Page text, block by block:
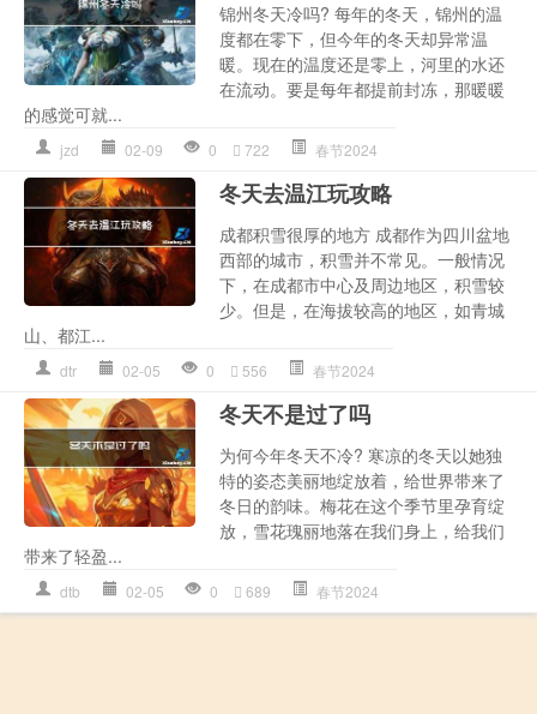
锦州冬天冷吗? 每年的冬天，锦州的温
度都在零下，但今年的冬天却异常温
暖。现在的温度还是零上，河里的水还
在流动。要是每年都提前封冻，那暖暖
的感觉可就...
jzd 02-09 0 722 春节2024
冬天去温江玩攻略
成都积雪很厚的地方 成都作为四川盆地
西部的城市，积雪并不常见。一般情况
下，在成都市中心及周边地区，积雪较
少。但是，在海拔较高的地区，如青城
山、都江...
dtr 02-05 0 556 春节2024
冬天不是过了吗
为何今年冬天不冷? 寒凉的冬天以她独
特的姿态美丽地绽放着，给世界带来了
冬日的韵味。梅花在这个季节里孕育绽
放，雪花瑰丽地落在我们身上，给我们
带来了轻盈...
dtb 02-05 0 689 春节2024